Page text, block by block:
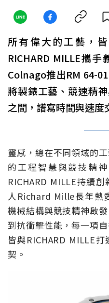
所有偉大的工藝，
RICHARD MILLE攜
Colnago推出RM 64-
將製錶工藝、競速精
之間，譜寫時間與速度
靈感，總在不同領域的
的工程智慧與競技精
RICHARD MILLE持續
人Richard Mille長年熱
機械結構與競技精神啟
到抗衝擊性能，每一項
皆與RICHARD MILLE
契。